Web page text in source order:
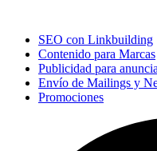
SEO con Linkbuilding
Contenido para Marcas
Publicidad para
Envío de Mailings y
Promociones